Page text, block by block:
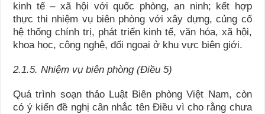
kinh tế – xã hội với quốc phòng, an ninh; kết hợp
thực thi nhiệm vụ biên phòng với xây dựng, củng cố
hệ thống chính trị, phát triển kinh tế, văn hóa, xã hội,
khoa học, công nghệ, đối ngoại ở khu vực biên giới.
2.1.5.Nhiệm vụ biên phòng (Điều 5)
Quá trình soạn thảo Luật Biên phòng Việt Nam, còn
có ý kiến đề nghị cân nhắc tên Điều vì cho rằng chưa